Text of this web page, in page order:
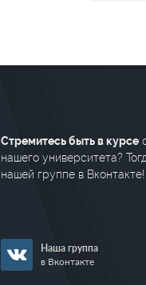
Стремитесь быть в курсе
нашего университета?
нашей группе в Вконтакте!
Наша группа
в Вконтакте